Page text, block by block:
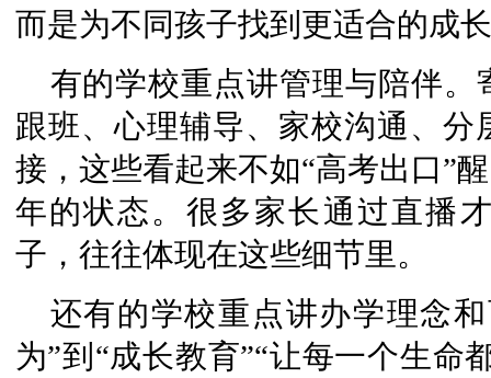
而是为不同孩子找到更适合的成
有的学校重点讲管理与陪伴
跟班、心理辅导、家校沟通、
接，这些看起来不如“高考出口”
年的状态。很多家长通过直播
子，往往体现在这些细节里。
还有的学校重点讲办学理念
为”到“成长教育”“让每一个生命